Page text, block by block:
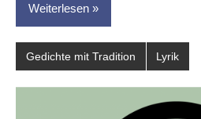
Weiterlesen
Gedichte mit Tradition Lyrik